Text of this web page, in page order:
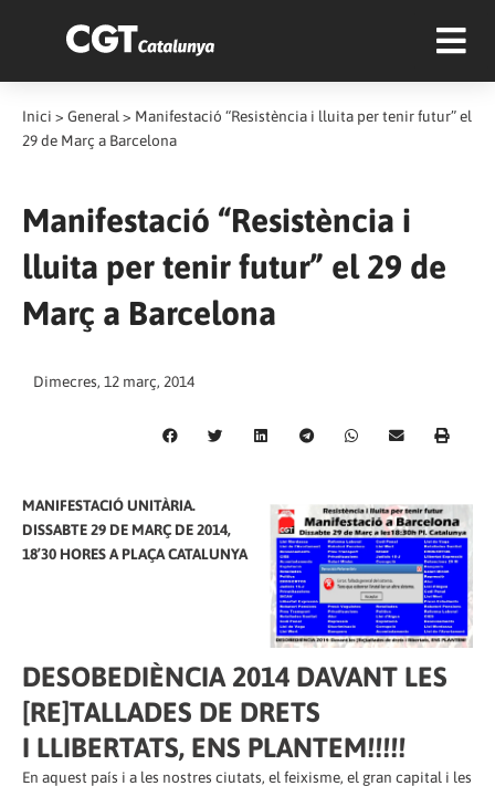
Inici > General > Manifestació “Resistència i lluita per tenir futur” el
29 de Març a Barcelona
Manifestació “Resistència i
lluita per tenir futur” el 29 de
Març a Barcelona
Dimecres, 12 març, 2014
MANIFESTACIÓ UNITÀRIA.
DISSABTE 29 DE MARÇ DE 2014,
18’30 HORES A PLAÇA CATALUNYA
DESOBEDIÈNCIA 2014 DAVANT LES
[RE]TALLADES DE DRETS
I LLIBERTATS, ENS PLANTEM!!!!!
En aquest país i a les nostres ciutats, el feixisme, el gran capital i les